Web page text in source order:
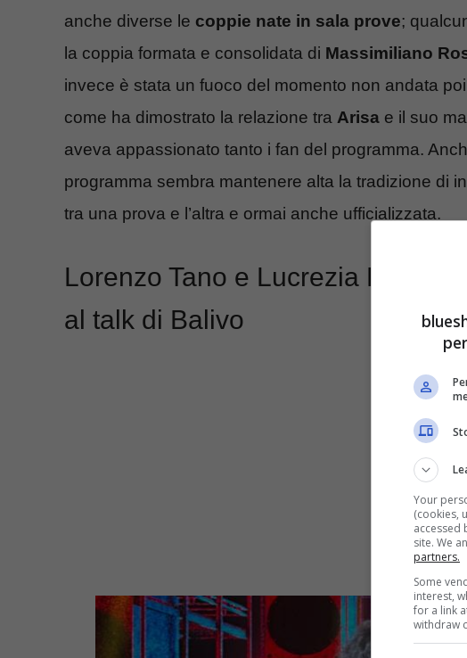
anche diverse le coppie nate in sala prove;
la coppia formata e consolidata di Massimiliano
invece è stata un fuoco del momento non andata
come ha dimostrato la relazione tra Arisa e il suo
aveva appassionato tanto i fan del programma.
programma sembra mantenere alta la tradizione di
tra una prova e l’altra e ormai anche ufficializzata.
Lorenzo Tano e Lucrezia Landi
al talk di Balivo
Your
(cookies,
accessed
site. We
partners.
Some
interest,
for a link
withdraw